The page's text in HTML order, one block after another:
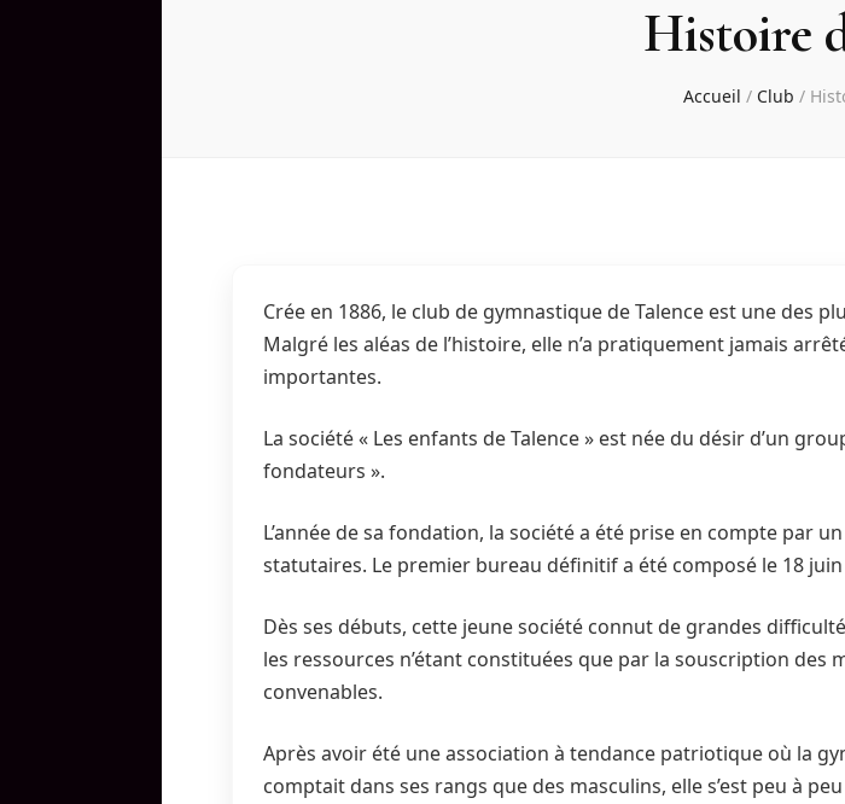
Histoire
Accueil / Club /
Crée en 1886, le club de gymnastique de Talence est une des
Malgré les aléas de l’histoire, elle n’a pratiquement jamais
importantes.
La société « Les enfants de Talence » est née du désir d’un
fondateurs ».
L’année de sa fondation, la société a été prise en compte par
statutaires. Le premier bureau définitif a été composé le 18 juin
Dès ses débuts, cette jeune société connut de grandes
les ressources n’étant constituées que par la souscription
convenables.
Après avoir été une association à tendance patriotique où la
comptait dans ses rangs que des masculins, elle s’est peu à